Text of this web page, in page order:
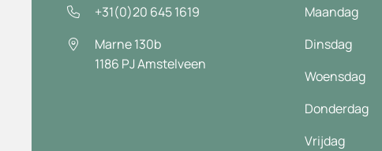
+31(0)20 645 1619
Marne 130b
1186 PJAmstelveen
Maandag
Dinsdag
Woensdag
Donderdag
Vrijdag